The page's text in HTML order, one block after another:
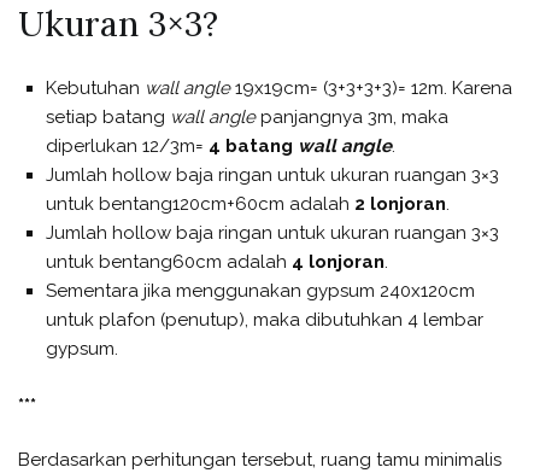
Ukuran 3×3?
Kebutuhan wall angle19x19cm= (3+3+3+3)= 12m. Karena
setiap batang wall anglepanjangnya 3m, maka
diperlukan 12/3m= 4 batang wall angle.
Jumlah hollow baja ringan untuk ukuran ruangan 3×3
untuk bentang120cm+60cm adalah 2 lonjoran.
Jumlah hollow baja ringan untuk ukuran ruangan 3×3
untuk bentang60cm adalah 4 lonjoran.
Sementara jika menggunakan gypsum 240x120cm
untuk plafon (penutup), maka dibutuhkan 4 lembar
gypsum.
***
Berdasarkan perhitungan tersebut, ruang tamu minimalis